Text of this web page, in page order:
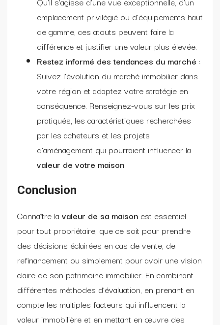
emplacement privilégié ou d’équipements haut
de gamme, ces atouts peuvent faire la
différence et justifier une valeur plus élevée.
Restez informé des tendances du marché :
Suivez l’évolution du marché immobilier dans
votre région et adaptez votre stratégie en
conséquence. Renseignez-vous sur les prix
pratiqués, les caractéristiques recherchées
par les acheteurs et les projets
d’aménagement qui pourraient influencer la
valeur de votre maison.
Conclusion
Connaître la valeur de sa maison est essentiel
pour tout propriétaire, que ce soit pour prendre
des décisions éclairées en cas de vente, de
refinancement ou simplement pour avoir une vision
claire de son patrimoine immobilier. En combinant
différentes méthodes d’évaluation, en prenant en
compte les multiples facteurs qui influencent la
valeur immobilière et en mettant en œuvre des